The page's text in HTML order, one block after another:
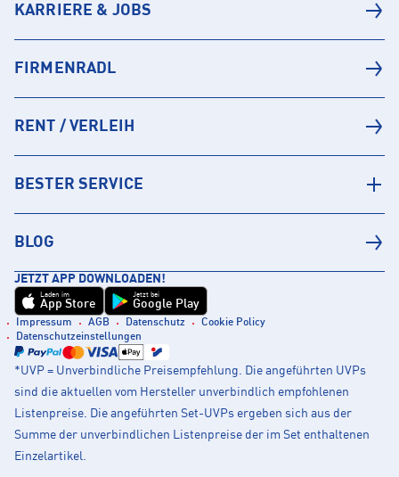
KARRIERE & JOBS
FIRMENRADL
RENT / VERLEIH
BESTER SERVICE
BLOG
JETZT APP DOWNLOADEN!
Laden im
App Store
Jetzt bei
Google Play
Impressum AGB Datenschutz
Cookie Policy
Datenschutzeinstellungen
*UVP = Unverbindliche Preisempfehlung. Die angeführten UVPs
sind die aktuellen vom Hersteller unverbindlich empfohlenen
Listenpreise. Die angeführten Set-UVPs ergeben sich aus der
Summe der unverbindlichen Listenpreise der im Set enthaltenen
Einzelartikel.